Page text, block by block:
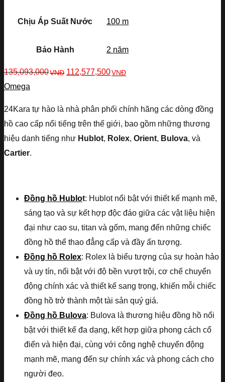
Chịu Áp Suất Nước 100 m
Bảo Hành 2 năm
135,093,000VNĐ 112,577,500VNĐ
Omega
24Kara tự hào là nhà phân phối chính hãng các dòng đồng
hồ cao cấp nổi tiếng trên thế giới, bao gồm những thương
hiệu danh tiếng như Hublot, Rolex, Orient, Bulova, và
Cartier.
Đồng hồ Hublot: Hublot nổi bật với thiết kế mạnh mẽ,
sáng tạo và sự kết hợp độc đáo giữa các vật liệu hiện
đại như cao su, titan và gốm, mang đến những chiếc
đồng hồ thể thao đẳng cấp và đầy ấn tượng.
Đồng hồ Rolex: Rolex là biểu tượng của sự hoàn hảo
và uy tín, nổi bật với độ bền vượt trội, cơ chế chuyển
động chính xác và thiết kế sang trọng, khiến mỗi chiếc
đồng hồ trở thành một tài sản quý giá.
Đồng hồ Bulova: Bulova là thương hiệu đồng hồ nổi
bật với thiết kế đa dạng, kết hợp giữa phong cách cổ
điển và hiện đại, cùng với công nghệ chuyển động
mạnh mẽ, mang đến sự chính xác và phong cách cho
người đeo.